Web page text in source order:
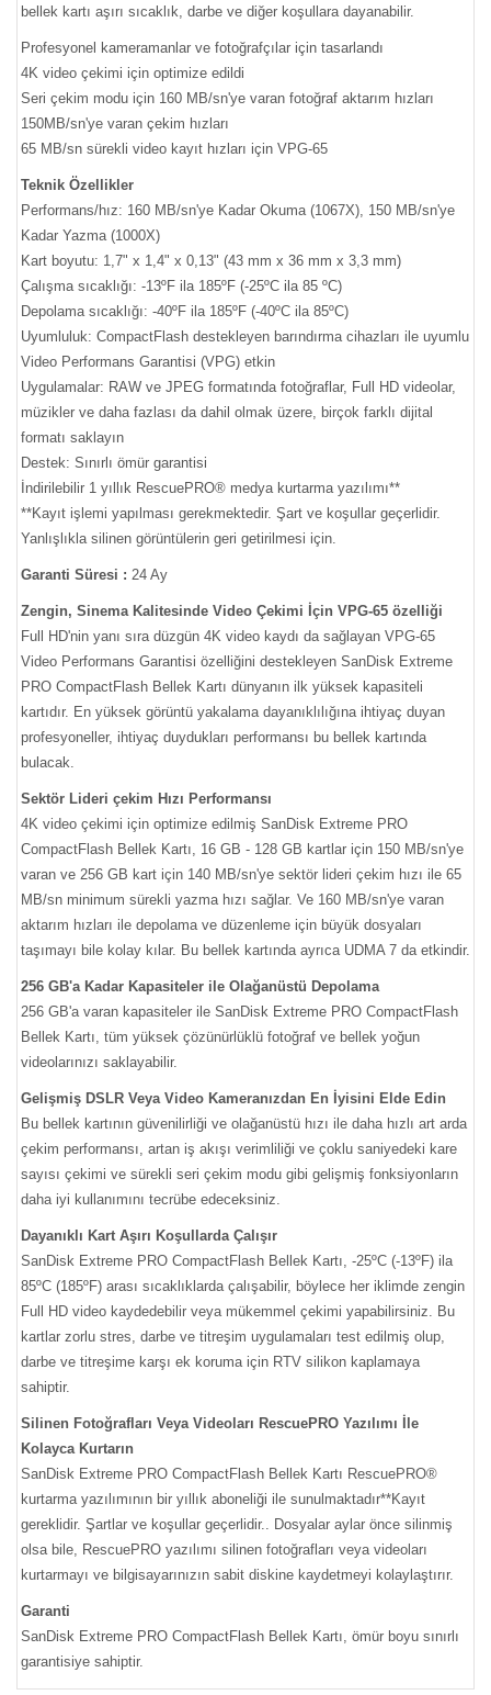
bellek kartı aşırı sıcaklık, darbe ve diğer koşullara dayanabilir.
Profesyonel kameramanlar ve fotoğrafçılar için tasarlandı
4K video çekimi için optimize edildi
Seri çekim modu için 160 MB/sn'ye varan fotoğraf aktarım hızları
150MB/sn'ye varan çekim hızları
65 MB/sn sürekli video kayıt hızları için VPG-65
Teknik Özellikler
Performans/hız: 160 MB/sn'ye Kadar Okuma (1067X), 150 MB/sn'ye
Kadar Yazma (1000X)
Kart boyutu: 1,7" x 1,4" x 0,13" (43 mm x 36 mm x 3,3 mm)
Çalışma sıcaklığı: -13ºF ila 185ºF (-25ºC ila 85 ºC)
Depolama sıcaklığı: -40ºF ila 185ºF (-40ºC ila 85ºC)
Uyumluluk: CompactFlash destekleyen barındırma cihazları ile uyumlu
Video Performans Garantisi (VPG) etkin
Uygulamalar: RAW ve JPEG formatında fotoğraflar, Full HD videolar,
müzikler ve daha fazlası da dahil olmak üzere, birçok farklı dijital
formatı saklayın
Destek: Sınırlı ömür garantisi
İndirilebilir 1 yıllık RescuePRO® medya kurtarma yazılımı**
**Kayıt işlemi yapılması gerekmektedir. Şart ve koşullar geçerlidir.
Yanlışlıkla silinen görüntülerin geri getirilmesi için.
Garanti Süresi : 24 Ay
Zengin, Sinema Kalitesinde Video Çekimi İçin VPG-65 özelliği
Full HD'nin yanı sıra düzgün 4K video kaydı da sağlayan VPG-65
Video Performans Garantisi özelliğini destekleyen SanDisk Extreme
PRO CompactFlash Bellek Kartı dünyanın ilk yüksek kapasiteli
kartıdır. En yüksek görüntü yakalama dayanıklılığına ihtiyaç duyan
profesyoneller, ihtiyaç duydukları performansı bu bellek kartında
bulacak.
Sektör Lideri çekim Hızı Performansı
4K video çekimi için optimize edilmiş SanDisk Extreme PRO
CompactFlash Bellek Kartı, 16 GB - 128 GB kartlar için 150 MB/sn'ye
varan ve 256 GB kart için 140 MB/sn'ye sektör lideri çekim hızı ile 65
MB/sn minimum sürekli yazma hızı sağlar. Ve 160 MB/sn'ye varan
aktarım hızları ile depolama ve düzenleme için büyük dosyaları
taşımayı bile kolay kılar. Bu bellek kartında ayrıca UDMA 7 da etkindir.
256 GB'a Kadar Kapasiteler ile Olağanüstü Depolama
256 GB'a varan kapasiteler ile SanDisk Extreme PRO CompactFlash
Bellek Kartı, tüm yüksek çözünürlüklü fotoğraf ve bellek yoğun
videolarınızı saklayabilir.
Gelişmiş DSLR Veya Video Kameranızdan En İyisini Elde Edin
Bu bellek kartının güvenilirliği ve olağanüstü hızı ile daha hızlı art arda
çekim performansı, artan iş akışı verimliliği ve çoklu saniyedeki kare
sayısı çekimi ve sürekli seri çekim modu gibi gelişmiş fonksiyonların
daha iyi kullanımını tecrübe edeceksiniz.
Dayanıklı Kart Aşırı Koşullarda Çalışır
SanDisk Extreme PRO CompactFlash Bellek Kartı, -25ºC (-13ºF) ila
85ºC (185ºF) arası sıcaklıklarda çalışabilir, böylece her iklimde zengin
Full HD video kaydedebilir veya mükemmel çekimi yapabilirsiniz. Bu
kartlar zorlu stres, darbe ve titreşim uygulamaları test edilmiş olup,
darbe ve titreşime karşı ek koruma için RTV silikon kaplamaya
sahiptir.
Silinen Fotoğrafları Veya Videoları RescuePRO Yazılımı İle
Kolayca Kurtarın
SanDisk Extreme PRO CompactFlash Bellek Kartı RescuePRO®
kurtarma yazılımının bir yıllık aboneliği ile sunulmaktadır**Kayıt
gereklidir. Şartlar ve koşullar geçerlidir.. Dosyalar aylar önce silinmiş
olsa bile, RescuePRO yazılımı silinen fotoğrafları veya videoları
kurtarmayı ve bilgisayarınızın sabit diskine kaydetmeyi kolaylaştırır.
Garanti
SanDisk Extreme PRO CompactFlash Bellek Kartı, ömür boyu sınırlı
garantisiye sahiptir.